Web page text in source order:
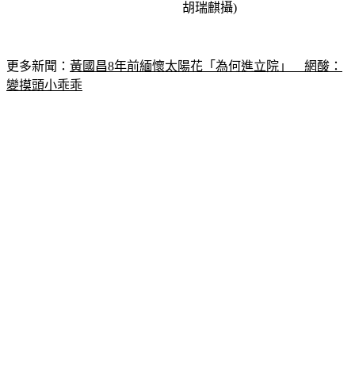
胡瑞麒攝)
更多新聞： 黃國昌8年前緬懷太陽花「為何進立院」　網酸：
變摸頭小乖乖